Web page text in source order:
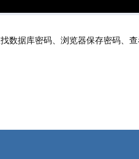
数据库密码、浏览器保存密码、